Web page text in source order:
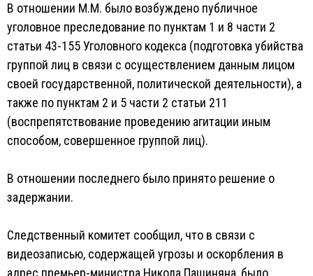
В отношении М.М. было возбуждено публичное
уголовное преследование по пунктам 1 и 8 части 2
статьи 43-155 Уголовного кодекса (подготовка убийства
группой лиц в связи с осуществлением данным лицом
своей государственной, политической деятельности), а
также по пунктам 2 и 5 части 2 статьи 211
(воспрепятствование проведению агитации иным
способом, совершенное группой лиц).
В отношении последнего было принято решение о
задержании.
Следственный комитет сообщил, что в связи с
видеозаписью, содержащей угрозы и оскорбления в
адрес премьер-министра Никола Пашиняна, было